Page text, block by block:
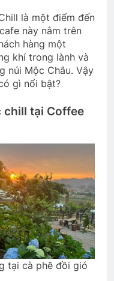
là một điểm đến
này nằm trên
hàng một
khí trong lành và
núi Mộc Châu. Vậy
gì nổi bật?
chill tại Coffee
tại cà phê đồi gió